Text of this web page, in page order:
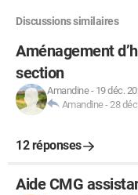
Discussions similaires
Aménagement
section
Amandine- 19 déc.
Amandine-28
12 réponses
Aide CMG